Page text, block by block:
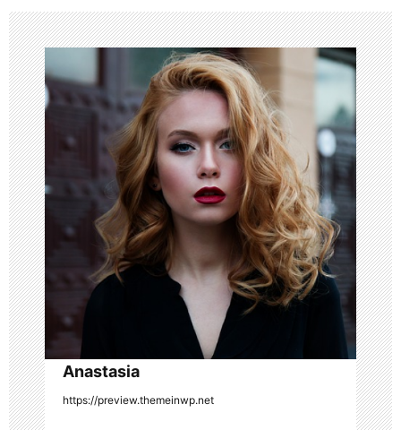
a
v
i
g
a
t
i
o
n
Anastasia
https://preview.themeinwp.net